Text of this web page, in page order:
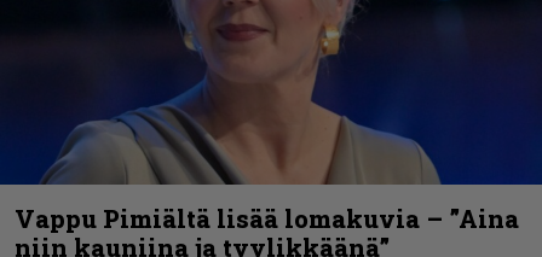
Vappu Pimiältä lisää lomakuvia – ”Aina
niin kauniina ja tyylikkäänä”